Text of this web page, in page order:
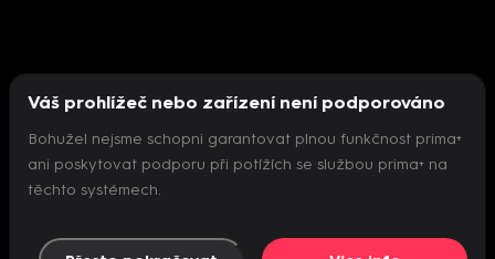
Nepodařilo se inicializovat přehrávač
Váš prohlížeč nebo zařízení není podporováno
Bohužel nejsme schopni garantovat plnou funkčnost prima+
ani poskytovat podporu při potížích se službou prima+ na
těchto systémech.